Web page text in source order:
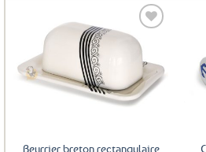
Ajouter
aux
favoris
Beurrier breton rectangulaire